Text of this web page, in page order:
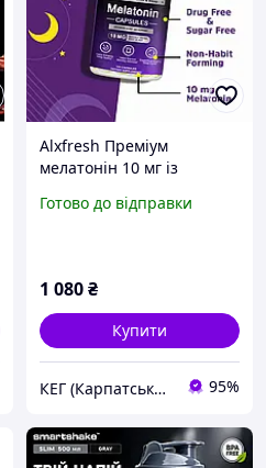
Alxfresh Преміум
мелатонін 10 мг із
Безглютеновий для
Готово до відправки
1 080₴
Купити
КЕГ (Карпатська Енергетична Група) 95%